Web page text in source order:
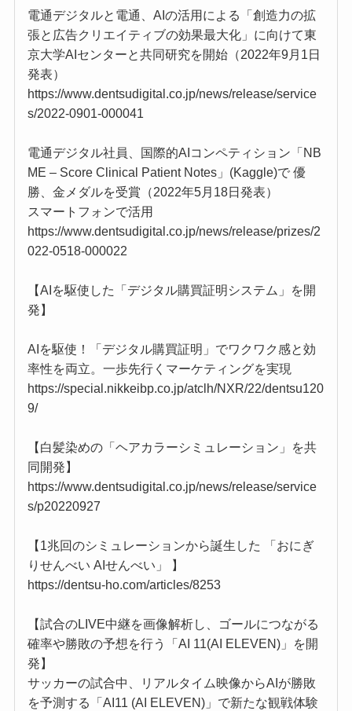
電通デジタルと電通、AIの活用による「創造力の拡
張と広告クリエイティブの効果最大化」に向けて東
京大学AIセンターと共同研究を開始（2022年9月1日
発表）
https://www.dentsudigital.co.jp/news/release/service
s/2022-0901-000041
電通デジタル社員、国際的AIコンペティション「NB
ME – Score Clinical Patient Notes」(Kaggle)で 優
勝、金メダルを受賞（2022年5月18日発表）
スマートフォンで活用
https://www.dentsudigital.co.jp/news/release/prizes/2
022-0518-000022
【AIを駆使した「デジタル購買証明システム」を開
発】
AIを駆使！「デジタル購買証明」でワクワク感と効
率性を両立。一歩先行くマーケティングを実現
https://special.nikkeibp.co.jp/atclh/NXR/22/dentsu120
9/
【白髪染めの「ヘアカラーシミュレーション」を共
同開発】
https://www.dentsudigital.co.jp/news/release/service
s/p20220927
【1兆回のシミュレーションから誕生した 「おにぎ
りせんべい AIせんべい」 】
https://dentsu-ho.com/articles/8253
【試合のLIVE中継を画像解析し、ゴールにつながる
確率や勝敗の予想を行う「AI 11(AI ELEVEN)」を開
発】
サッカーの試合中、リアルタイム映像からAIが勝敗
を予測する「AI11 (AI ELEVEN)」で新たな観戦体験